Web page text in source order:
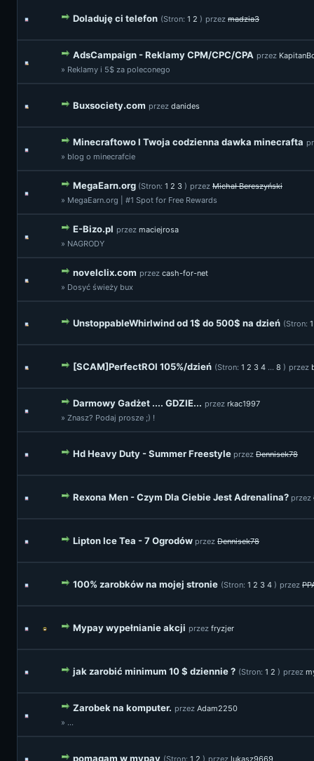
Doladuję ci telefon (Stron: 1 2 ) przez madzia3
AdsCampaign - Reklamy CPM/CPC/CPA przez
» Reklamy i 5$ za poleconego
Buxsociety.com przez danides
Minecraftowo l Twoja codzienna dawka minecrafta
» blog o minecrafcie
MegaEarn.org (Stron: 1 2 3 ) przez Michał Bereszyński
» MegaEarn.org | #1 Spot for Free Rewards
E-Bizo.pl przez maciejrosa
» NAGRODY
novelclix.com przez cash-for-net
» Dosyć świeży bux
UnstoppableWhirlwind od 1$ do 500$ na dzień (Stron: 1
[SCAM]PerfectROI 105%/dzień (Stron: 1 2 3 4 ... 8 ) przez
Darmowy Gadżet .... GDZIE... przez rkac1997
» Znasz? Podaj prosze ;) !
Hd Heavy Duty - Summer Freestyle przez Dennisek78
Rexona Men - Czym Dla Ciebie Jest Adrenalina? przez
Lipton Ice Tea - 7 Ogrodów przez Dennisek78
100% zarobków na mojej stronie (Stron: 1 2 3 4 ) przez
Mypay wypełnianie akcji przez fryzjer
jak zarobić minimum 10 $ dziennie ? (Stron: 1 2 ) przez
Zarobek na komputer. przez Adam2250
» ...
pomagam w mypay (Stron: 1 2 ) przez lukasz9669